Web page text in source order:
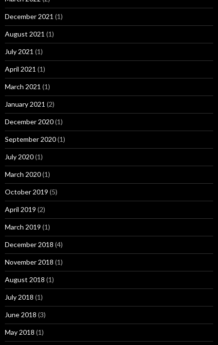
December 2021 (1)
August 2021 (1)
July 2021 (1)
April 2021 (1)
March 2021 (1)
January 2021 (2)
December 2020(1)
September 2020(1)
July 2020(1)
March 2020(1)
October 2019 (5)
April 2019 (2)
March 2019 (1)
December 2018 (4)
November 2018 (1)
August 2018 (1)
July 2018 (1)
June 2018 (3)
May 2018 (1)